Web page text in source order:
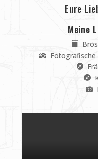
Eure
Meine
Fotografische